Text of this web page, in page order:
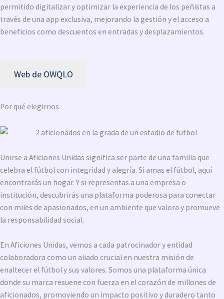
permitido digitalizar y optimizar la experiencia de los peñistas a
través de una app exclusiva, mejorando la gestión y el acceso a
beneficios como descuentos en entradas y desplazamientos.
Web de OWQLO
Por qué elegirnos
Unirse a Aficiones Unidas significa ser parte de una familia que
celebra el fútbol con integridad y alegría. Si amas el fútbol, aquí
encontrarás un hogar. Y si representas a una empresa o
institución, descubrirás una plataforma poderosa para conectar
con miles de apasionados, en un ambiente que valora y promueve
la responsabilidad social.
En Aficiones Unidas, vemos a cada patrocinador y entidad
colaboradora como un aliado crucial en nuestra misión de
enaltecer el fútbol y sus valores. Somos una plataforma única
donde su marca resuene con fuerza en el corazón de millones de
aficionados, promoviendo un impacto positivo y duradero tanto